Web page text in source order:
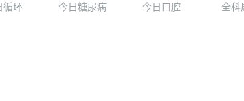
循环 今日糖尿病 今日口腔 全科